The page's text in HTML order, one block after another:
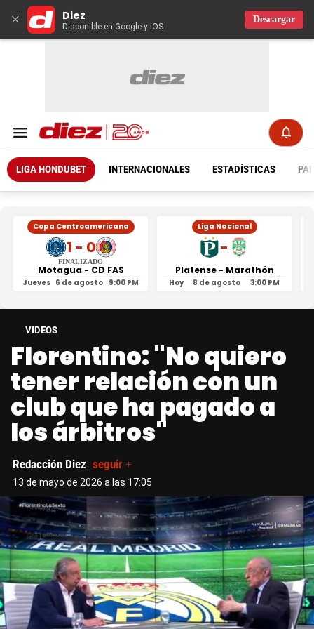
× Diez
Disponible en Google y IOS
Descargar
LIGA HONDUBET INTERNACIONALES ESTADÍSTICAS
Copa Centroamericana
1 - 0
FINALIZADO
Motagua - CD FAS
Jueves 6 de agosto 9:00 PM
Liga Nacional
-
Platense - Marathón
Hoy 8 de agosto 3:00 PM
VIDEOS
Florentino: "No quiero
tener relación con un
club que ha pagado a
los árbitros"
Redacción Diez seguir +
13 de mayo de 2026 a las 17:05